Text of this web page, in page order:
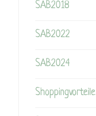
SAB2018
SAB2022
SAB2024
Shoppingvorteile